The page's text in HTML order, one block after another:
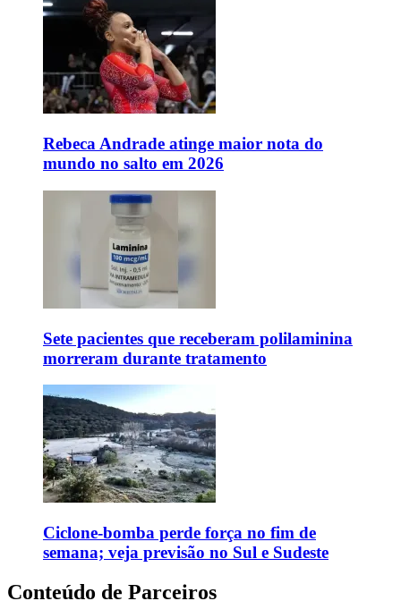
Rebeca Andrade atinge maior nota do
mundo no salto em 2026
Sete pacientes que receberam polilaminina
morreram durante tratamento
Ciclone-bomba perde força no fim de
semana; veja previsão no Sul e Sudeste
Conteúdo de Parceiros